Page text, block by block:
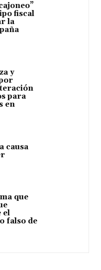
fiscal
la
y
para
en
causa
que
el
falso de